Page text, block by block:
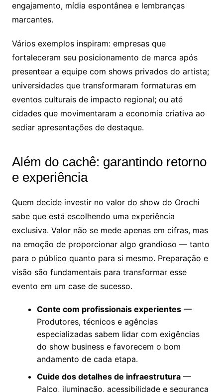
engajamento, mídia espontânea e lembranças
marcantes.
Vários exemplos inspiram: empresas que
fortaleceram seu posicionamento de marca após
presentear a equipe com shows privados do artista;
universidades que transformaram formaturas em
eventos culturais de impacto regional; ou até
cidades que movimentaram a economia criativa ao
sediar apresentações de destaque.
Além do cachê: garantindo retorno
e experiência
Quem decide investir no valor do show do Orochi
sabe que está escolhendo uma experiência
exclusiva. Valor não se mede apenas em cifras, mas
na emoção de proporcionar algo grandioso — tanto
para o público quanto para si mesmo. Preparação e
visão são fundamentais para transformar esse
evento em um case de sucesso.
Conte com profissionais experientes—
Produtores, técnicos e agências
especializadas sabem lidar com exigências
do show business e favorecem o bom
andamento de cada etapa.
Cuide dos detalhes de infraestrutura—
Palco, iluminação, acessibilidade e segurança